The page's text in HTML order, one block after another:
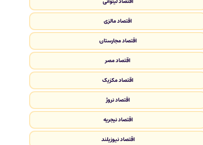
اقتصاد مالزی
اقتصاد مجارستان
اقتصاد مصر
اقتصاد مکزیک
اقتصاد نروژ
اقتصاد نیجریه
اقتصاد نیوزیلند